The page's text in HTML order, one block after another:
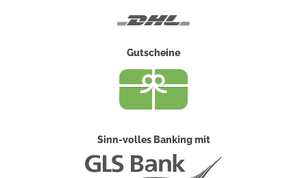
Gutscheine
Sinn-volles Banking mit